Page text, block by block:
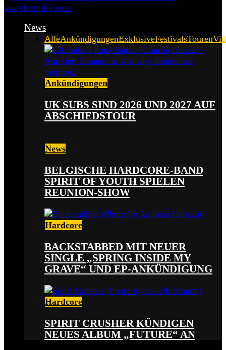
News
AlleAnkündigungenExklusiveFestivalsTouren
Ankündigungen
UK SUBS SIND 2026 UND 2027 AUF
ABSCHIEDSTOUR
News
BELGISCHE HARDCORE-BAND
SPIRIT OF YOUTH SPIELEN
REUNION-SHOW
Hardcore
BACKSTABBED MIT NEUER
SINGLE „SPRING INSIDE MY
GRAVE“ UND EP-ANKÜNDIGUNG
Hardcore
SPIRIT CRUSHER KÜNDIGEN
NEUES ALBUM „FUTURE“ AN